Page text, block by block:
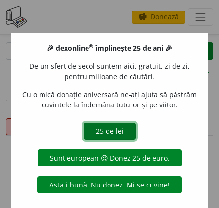
savings Donează
clear
opțiuni
sinteza definițiilor (1) definiții (17)
conjugări
info
Aceste definiții sunt compilate de
echipa dexonline. Definițiile
originale se află pe filadefiniții.
Puteți reordona filele pe pagina de
🎉 dexonline® împlinește 25 de ani 🎉
De un sfert de secol suntem aici, gratuit, zi de zi,
pentru milioane de căutări.
Cu o mică donație aniversară ne-ați ajuta să păstrăm
cuvintele la îndemâna tuturor și pe viitor.